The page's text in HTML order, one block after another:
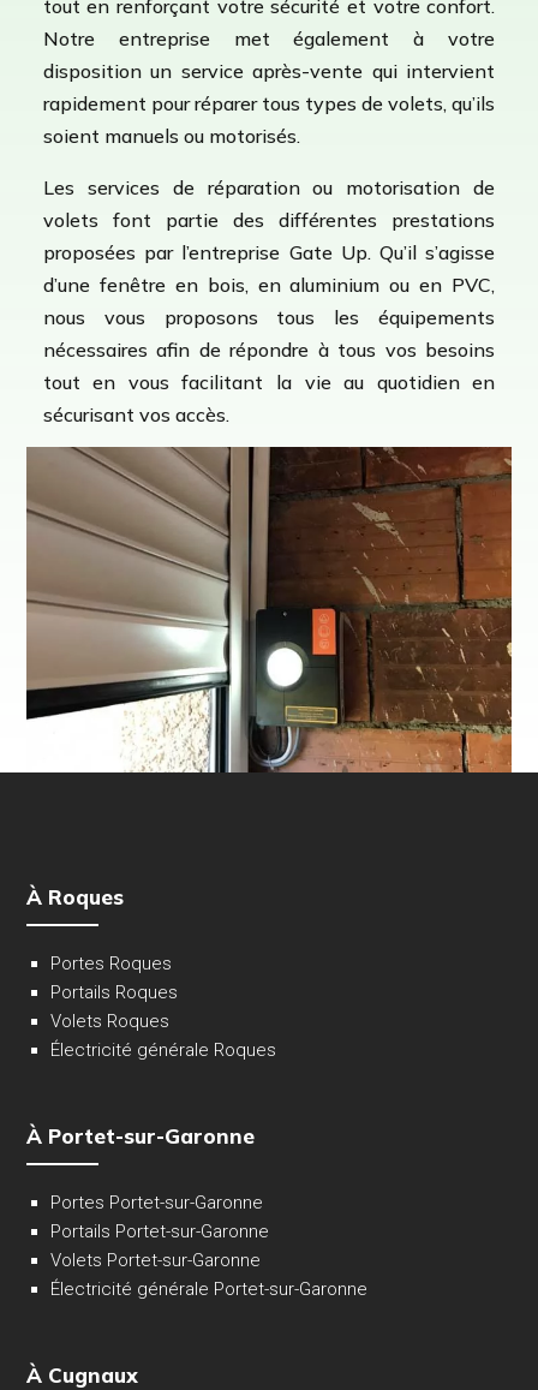
tout en renforçant votre sécurité et votre confort.
Notre entreprise met également à votre
disposition un service après-vente qui intervient
rapidement pour réparer tous types de volets, qu’ils
soient manuels ou motorisés.
Les services de réparation ou motorisation de
volets font partie des différentes prestations
proposées par l’entreprise Gate Up. Qu’il s’agisse
d’une fenêtre en bois, en aluminium ou en PVC,
nous vous proposons tous les équipements
nécessaires afin de répondre à tous vos besoins
tout en vous facilitant la vie au quotidien en
sécurisant vos accès.
À Roques
Portes Roques
Portails Roques
Volets Roques
Électricité générale Roques
À Portet-sur-Garonne
Portes Portet-sur-Garonne
Portails Portet-sur-Garonne
Volets Portet-sur-Garonne
Électricité générale Portet-sur-Garonne
À Cugnaux